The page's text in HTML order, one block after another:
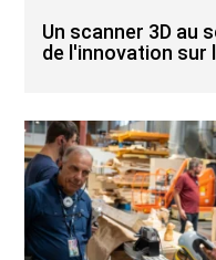
Un scanner 3D au
de l'innovation sur